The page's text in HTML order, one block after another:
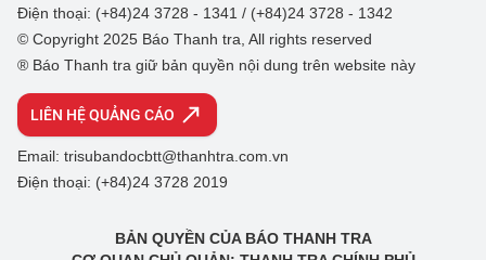
Điện thoại: (+84)24 3728 - 1341 / (+84)24 3728 - 1342
© Copyright 2025 Báo Thanh tra, All rights reserved
® Báo Thanh tra giữ bản quyền nội dung trên website này
LIÊN HỆ QUẢNG CÁO
Email: trisubandocbtt@thanhtra.com.vn
Điện thoại: (+84)24 3728 2019
BẢN QUYỀN CỦA BÁO THANH TRA